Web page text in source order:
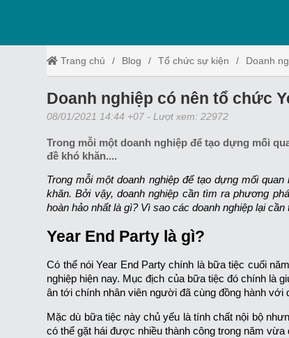
Trang chủ Blog Tổ chức sự kiện Doanh
Doanh nghiệp có nên tổ chức
08/01/2021 14:44 +07 - Lượt xem: 22972
Trong mỗi một doanh nghiệp để tạo dựng mối
đề khó khăn....
Trong mỗi một doanh nghiệp để tạo dựng mối
khăn. Bởi vậy, doanh nghiệp cần tìm ra phương
hoàn hảo nhất là gì? Vì sao các doanh nghiệp lại
Year End Party là gì?
Có thể nói Year End Party chính là bữa tiệc cuối
nghiệp hiện nay. Mục địch của bữa tiệc đó chính là
ân tới chính nhân viên người đã cùng đồng hành với
Mặc dù bữa tiệc này chủ yếu là tính chất nội bộ
có thể gặt hái được nhiều thành công trong năm vừa